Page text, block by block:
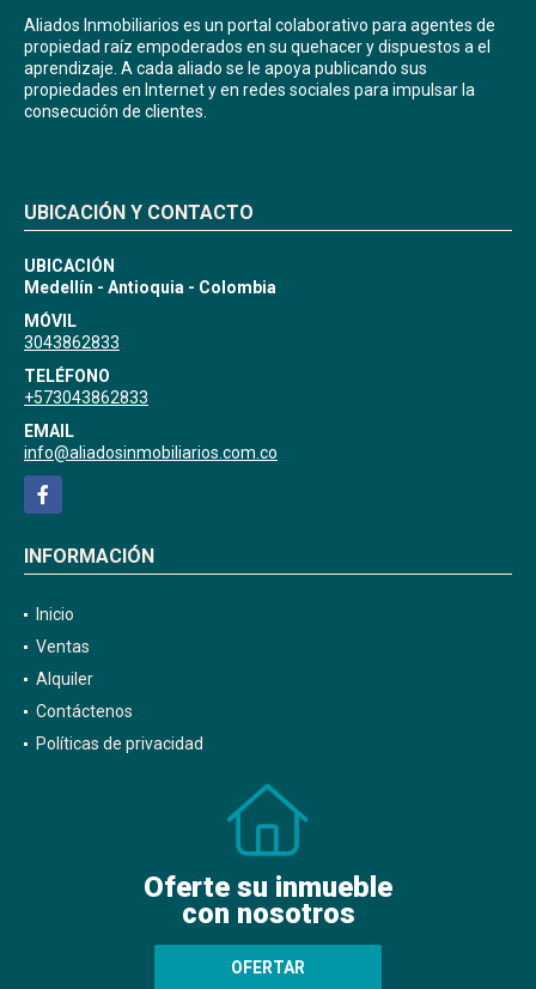
Aliados Inmobiliarios es un portal colaborativo para agentes de
propiedad raíz empoderados en su quehacer y dispuestos a el
aprendizaje. A cada aliado se le apoya publicando sus
propiedades en Internet y en redes sociales para impulsar la
consecución de clientes.
UBICACIÓN Y CONTACTO
UBICACIÓN
Medellín - Antioquia - Colombia
MÓVIL
3043862833
TELÉFONO
+573043862833
EMAIL
info@aliadosinmobiliarios.com.co
Facebook
INFORMACIÓN
Inicio
Ventas
Alquiler
Contáctenos
Políticas de privacidad
Oferte su inmueble
con nosotros
OFERTAR